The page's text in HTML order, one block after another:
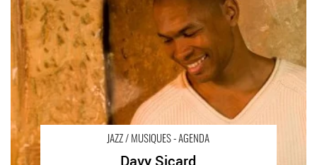
JAZZ / MUSIQUES - AGENDA